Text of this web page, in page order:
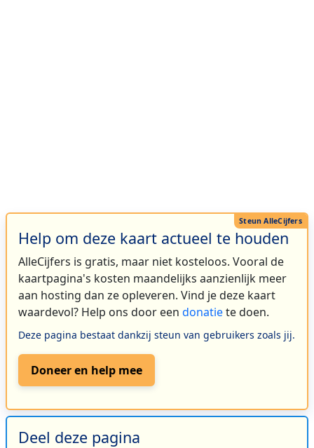
Help om deze kaart actueel te houden
AlleCijfers is gratis, maar niet kosteloos. Vooral de
kaartpagina's kosten maandelijks aanzienlijk meer
aan hosting dan ze opleveren. Vind je deze kaart
waardevol? Help ons door een donatiete doen.
Deze pagina bestaat dankzij steun van gebruikers zoals jij.
Doneer en help mee
Deel deze pagina